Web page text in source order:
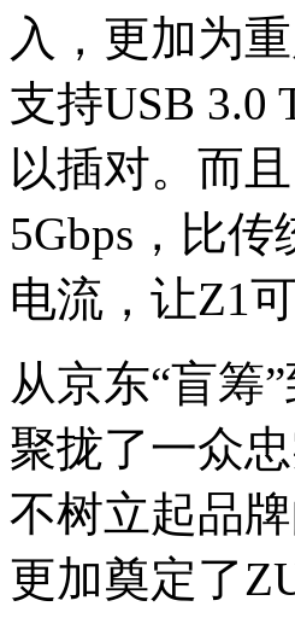
入，更加为
支持USB 3.0
以插对。而
5Gbps，比
电流，让Z1
从京东“盲筹
聚拢了一众
不树立起品
更加奠定了